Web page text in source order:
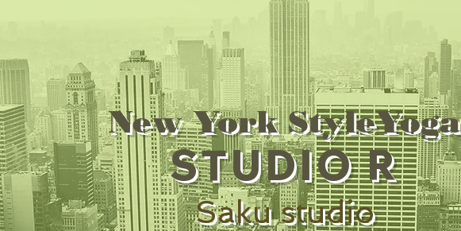
New York StyleYoga
STUDIO R
Saku studio